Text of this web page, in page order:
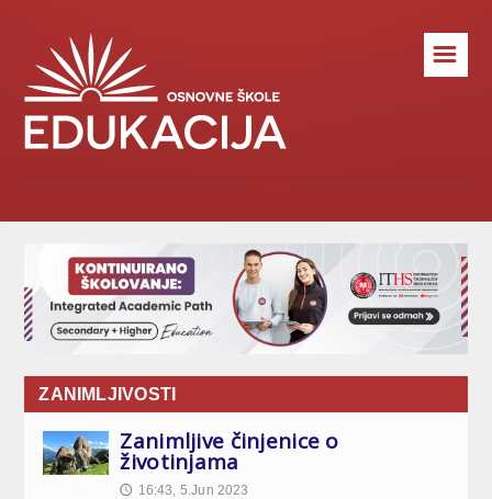
☰
ZANIMLJIVOSTI
Zanimljive činjenice o
životinjama
🕔 16:43, 5.Jun 2023